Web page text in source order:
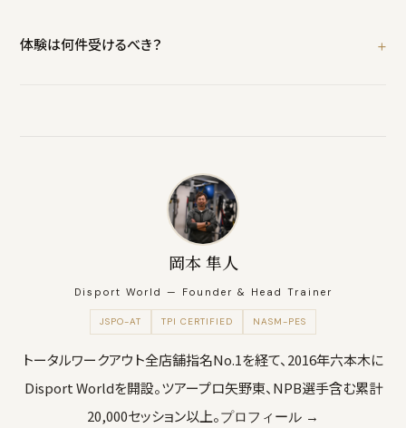
体験は何件受けるべき？
岡本 隼人
Disport World — Founder & Head Trainer
JSPO-AT TPI CERTIFIED NASM-PES
トータルワークアウト全店舗指名No.1を経て、2016年六本木に
Disport Worldを開設。ツアープロ矢野東、NPB選手含む累計
20,000セッション以上。プロフィール →